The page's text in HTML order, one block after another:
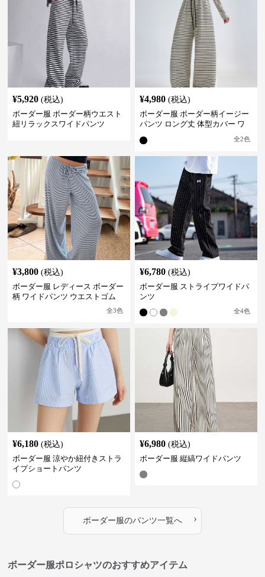
¥5,920 (税込)
ボーダー服 ボーダー柄ウエスト
紐リラックスワイドパンツ
¥4,980 (税込)
ボーダー服 ボーダー柄イージー
パンツ ロング丈 体型カバー ワ
全2色
¥3,800 (税込)
ボーダー服 レディース ボーダー
柄 ワイドパンツ ウエストゴム
全3色
¥6,780 (税込)
ボーダー服 ストライプワイドパ
ンツ
全4色
¥6,180 (税込)
ボーダー服 涼やか紐付きストラ
イプショートパンツ
¥6,980 (税込)
ボーダー服 縦縞ワイドパンツ
ボーダー服のパンツ一覧へ ›
ボーダー服ポロシャツのおすすめアイテム